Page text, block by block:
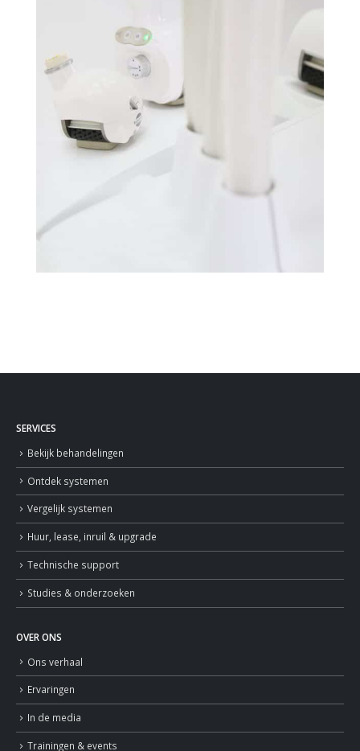
SERVICES
Bekijk behandelingen
Ontdek systemen
Vergelijk systemen
Huur, lease, inruil & upgrade
Technische support
Studies & onderzoeken
OVER ONS
Ons verhaal
Ervaringen
In de media
Trainingen & events